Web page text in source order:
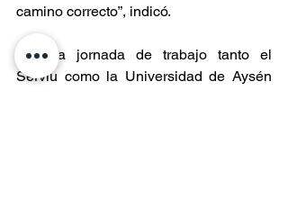
camino correcto”, indicó.
Tras la jornada de trabajo tanto el
Serviu como la Universidad de Aysén